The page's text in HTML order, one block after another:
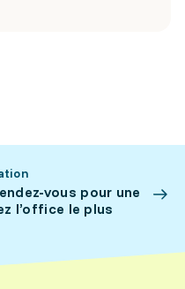
vous pour une
l’office le plus